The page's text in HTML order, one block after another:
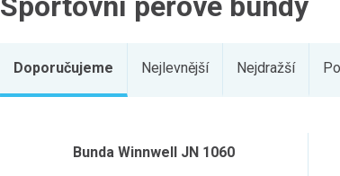
Doporučujeme Nejlevnější Nejdražší
Bunda Winnwell JN 1060